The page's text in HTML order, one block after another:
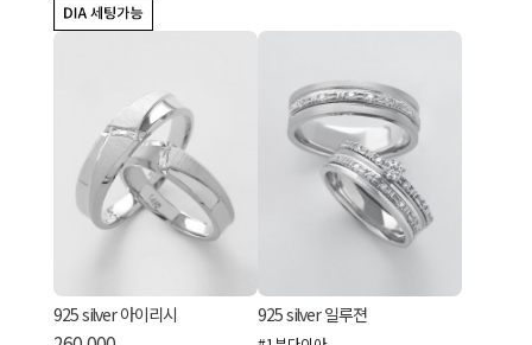
925 silver 아이리시 925 silver 일루젼